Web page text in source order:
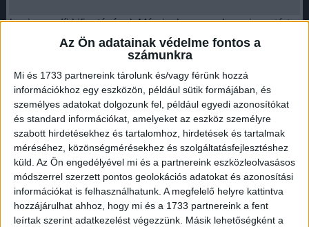
Az Ön adatainak védelme fontos a
számunkra
Mi és 1733 partnereink tárolunk és/vagy férünk hozzá
információkhoz egy eszközön, például sütik formájában, és
személyes adatokat dolgozunk fel, például egyedi azonosítókat
és standard információkat, amelyeket az eszköz személyre
szabott hirdetésekhez és tartalomhoz, hirdetések és tartalmak
méréséhez, közönségmérésekhez és szolgáltatásfejlesztéshez
küld. Az Ön engedélyével mi és a partnereink eszközleolvasásos
módszerrel szerzett pontos geolokációs adatokat és azonosítási
információkat is felhasználhatunk. A megfelelő helyre kattintva
hozzájárulhat ahhoz, hogy mi és a 1733 partnereink a fent
leírtak szerint adatkezelést végezzünk. Másik lehetőségként a
havi nyugdíj kifizetésével. Márciusban azonban visszatért a
régi rend, az átlagos nyugdíj összege 231 267 forint volt.
Ebből az összegből a nyugdíjasok kénytelenek voltak
boldogulni, miközben az élelmiszerek árai vegyesen
változtak.
Az Élelmiszerek Drágulása és Csökkenése
Bár néhány termék ára csökkent, mint például a zsemle és
a tojás, másoké, mint a párizsi és a burgonya, emelkedtek.
Az elmúlt évek árainak emelkedése még inkább sújtotta a
nyugdíjasokat, akiknek nehezebb megfelelő élelmiszert
vásárolniuk.